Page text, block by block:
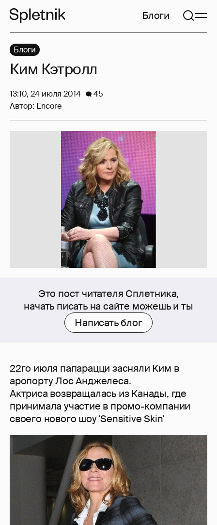
Блоги
Это пост читателя Сплетника,
начать писать на сайте можешь и ты
Написать блог
22го июля папарацци засняли Ким в
аропорту Лос Анджелеса.
Актриса возвращалась из Канады, где
принимала участие в промо-компании
своего нового шоу 'Sensitive Skin'
Блоги
Ким Кэтролл
13:10, 24 июля 2014
45
Автор: Encore